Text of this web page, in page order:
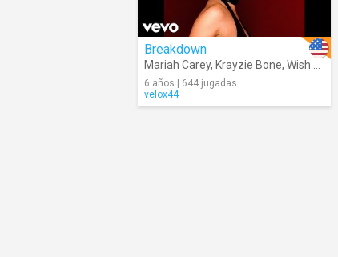
Breakdown
Mariah Carey, Krayzie Bone, Wish Bone
6 años | 644 jugadas
velox44